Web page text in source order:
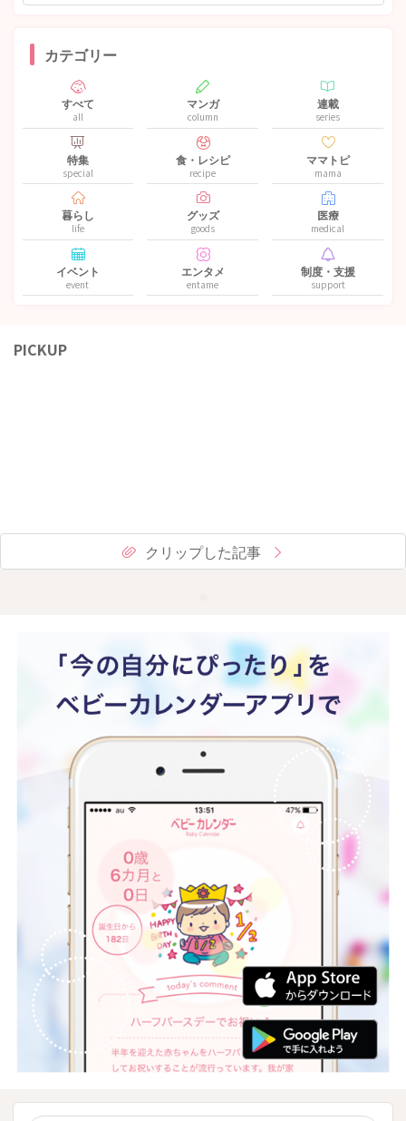
カテゴリー
すべて
all
マンガ
column
連載
series
特集
special
食・レシピ
recipe
ママトピ
mama
暮らし
life
グッズ
goods
医療
medical
イベント
event
エンタメ
entame
制度・支援
support
PICKUP
クリップした記事